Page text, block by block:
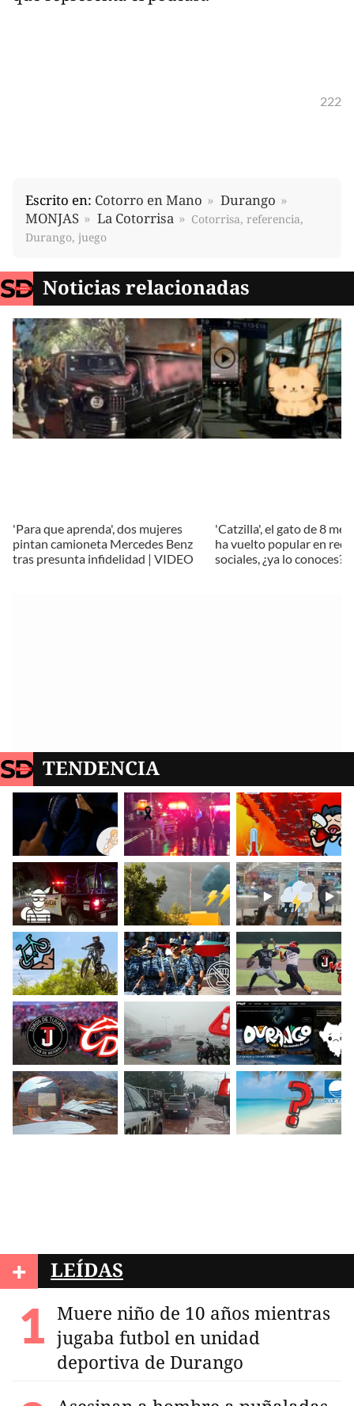
222
Escrito en: Cotorro en Mano
Durango
MONJAS
La Cotorrisa
Cotorrisa, referencia,
Durango, juego
Noticias relacionadas
'Para que aprenda', dos mujeres
pintan camioneta Mercedes Benz
tras presunta infidelidad | VIDEO
'Catzilla', el gato de 8
ha vuelto popular en
sociales, ¿ya lo conoces?
TENDENCIA
+ LEÍDAS
Muere niño de 10 años mientras
jugaba futbol en unidad
deportiva de Durango